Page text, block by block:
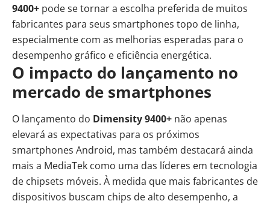
9400+ pode se tornar a escolha preferida de muitos
fabricantes para seus smartphones topo de linha,
especialmente com as melhorias esperadas para o
desempenho gráfico e eficiência energética.
O impacto do lançamento no
mercado de smartphones
O lançamento do Dimensity 9400+ não apenas
elevará as expectativas para os próximos
smartphones Android, mas também destacará ainda
mais a MediaTek como uma das líderes em tecnologia
de chipsets móveis. À medida que mais fabricantes de
dispositivos buscam chips de alto desempenho, a